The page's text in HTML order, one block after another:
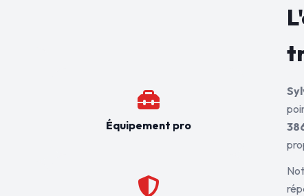
Équipement pro